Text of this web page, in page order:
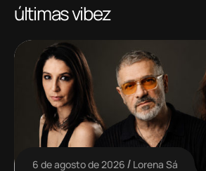
últimas vibez
6 de agosto de 2026 Lorena Sá